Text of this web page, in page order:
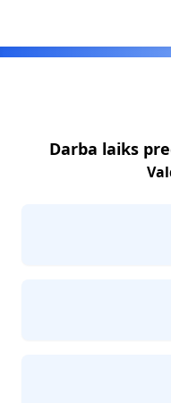
Darba laiks